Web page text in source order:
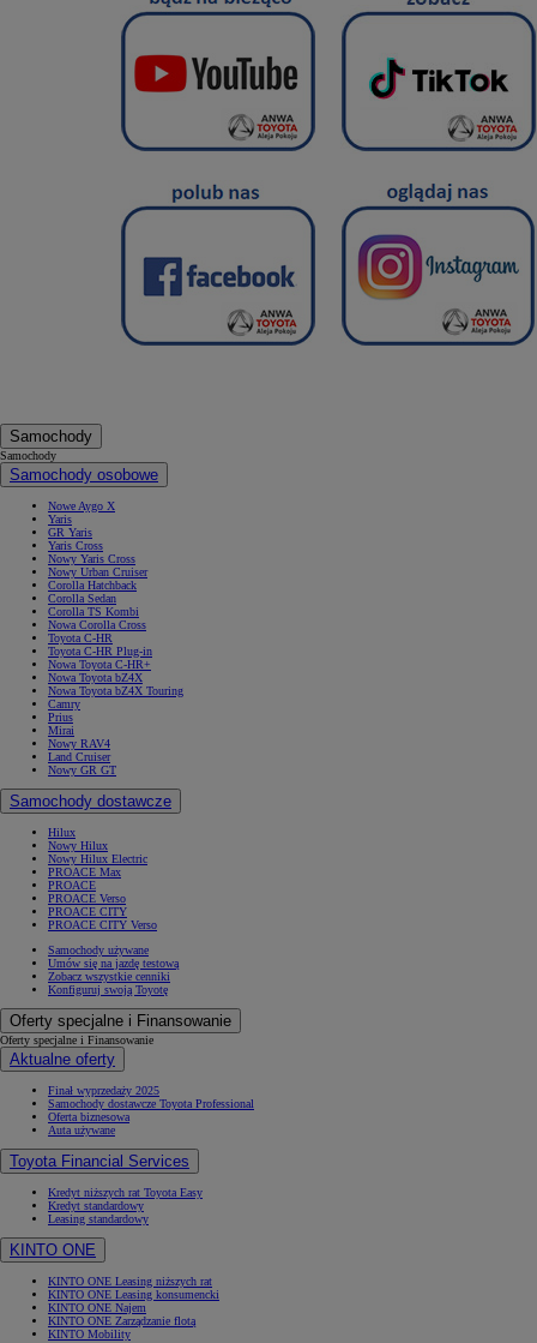
Samochody
Samochody
Samochody osobowe
Nowe Aygo X
Yaris
GR Yaris
Yaris Cross
Nowy Yaris Cross
Nowy Urban Cruiser
Corolla Hatchback
Corolla Sedan
Corolla TS Kombi
Nowa Corolla Cross
Toyota C-HR
Toyota C-HR Plug-in
Nowa Toyota C-HR+
Nowa Toyota bZ4X
Nowa Toyota bZ4X Touring
Camry
Prius
Mirai
Nowy RAV4
Land Cruiser
Nowy GR GT
Samochody dostawcze
Hilux
Nowy Hilux
Nowy Hilux Electric
PROACE Max
PROACE
PROACE Verso
PROACE CITY
PROACE CITY Verso
Samochody używane
Umów się na jazdę testową
Zobacz wszystkie cenniki
Konfiguruj swoją Toyotę
Oferty specjalne i Finansowanie
Oferty specjalne i Finansowanie
Aktualne oferty
Finał wyprzedaży 2025
Samochody dostawcze Toyota Professional
Oferta biznesowa
Auta używane
Toyota Financial Services
Kredyt niższych rat Toyota Easy
Kredyt standardowy
Leasing standardowy
KINTO ONE
KINTO ONE Leasing niższych rat
KINTO ONE Leasing konsumencki
KINTO ONE Najem
KINTO ONE Zarządzanie flotą
KINTO Mobility